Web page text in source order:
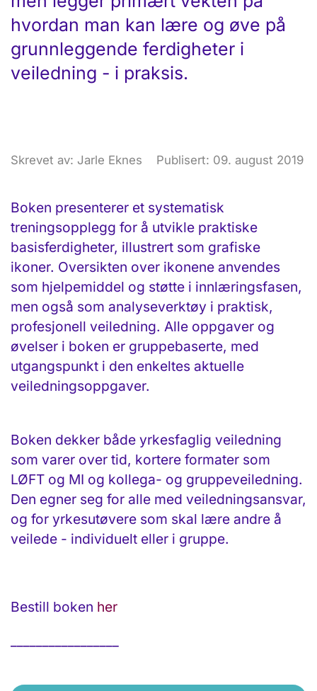
hvordan man kan lære og øve på
grunnleggende ferdigheter i
veiledning - i praksis.
Skrevet av: Jarle Eknes Publisert: 09. august 2019
Boken presenterer et systematisk
treningsopplegg for å utvikle praktiske
basisferdigheter, illustrert som grafiske
ikoner. Oversikten over ikonene anvendes
som hjelpemiddel og støtte i innlæringsfasen,
men også som analyseverktøy i praktisk,
profesjonell veiledning. Alle oppgaver og
øvelser i boken er gruppebaserte, med
utgangspunkt i den enkeltes aktuelle
veiledningsoppgaver.
Boken dekker både yrkesfaglig veiledning
som varer over tid, kortere formater som
LØFT og MI og kollega- og gruppeveiledning.
Den egner seg for alle med veiledningsansvar,
og for yrkesutøvere som skal lære andre å
veilede - individuelt eller i gruppe.
Bestill boken her